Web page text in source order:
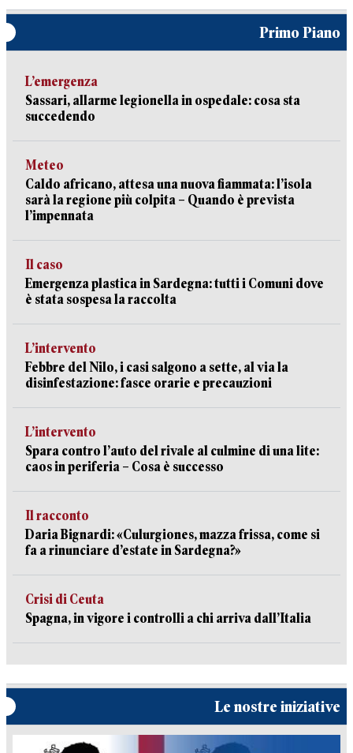
Primo Piano
L’emergenza
Sassari, allarme legionella in ospedale: cosa sta
succedendo
Meteo
Caldo africano, attesa una nuova fiammata: l’isola
sarà la regione più colpita – Quando è prevista
l’impennata
Il caso
Emergenza plastica in Sardegna: tutti i Comuni dove
è stata sospesa la raccolta
L’intervento
Febbre del Nilo, i casi salgono a sette, al via la
disinfestazione: fasce orarie e precauzioni
L’intervento
Spara contro l’auto del rivale al culmine di una lite:
caos in periferia – Cosa è successo
Il racconto
Daria Bignardi: «Culurgiones, mazza frissa, come si
fa a rinunciare d’estate in Sardegna?»
Crisi di Ceuta
Spagna, in vigore i controlli a chi arriva dall’Italia
Le nostre iniziative